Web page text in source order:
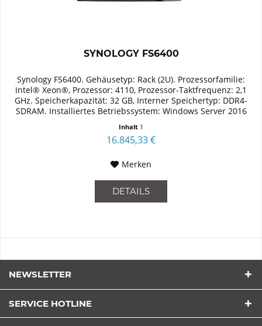
SYNOLOGY FS6400
Synology FS6400. Gehäusetyp: Rack (2U). Prozessorfamilie:
Intel® Xeon®, Prozessor: 4110, Prozessor-Taktfrequenz: 2,1
GHz. Speicherkapazität: 32 GB, Interner Speichertyp: DDR4-
SDRAM. Installiertes Betriebssystem: Windows Server 2016
Inhalt 1
16.845,33 €
Merken
DETAILS
NEWSLETTER
SERVICE HOTLINE